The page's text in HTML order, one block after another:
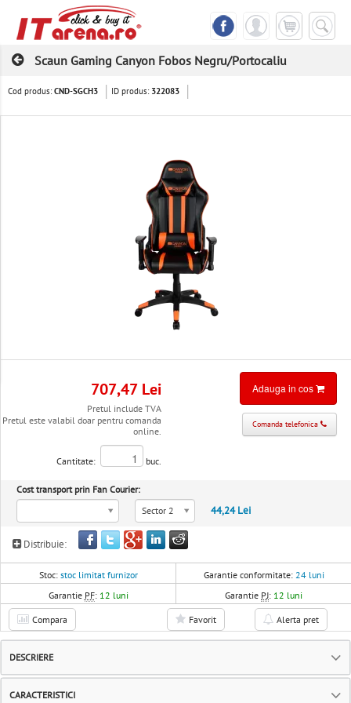
Scaun Gaming Canyon Fobos Negru/Portocaliu
Cod produs:CND-SGCH3 ID produs: 322083
707,47 Lei
Pretul include TVA
Pretul este valabil doar pentru comanda
online.
Cantitate: buc.
Adauga in cos
Comanda telefonica
Cost transport prin Fan Courier:
Sector 2
44,24 Lei
Distribuie:
Stoc: stoc limitat furnizor Garantie conformitate: 24 luni
Garantie PF: 12 luni Garantie PJ: 12 luni
Compara Favorit Alerta pret
DESCRIERE
CARACTERISTICI